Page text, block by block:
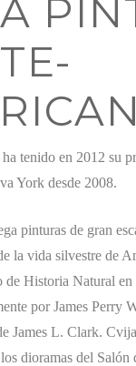
tenido en 2012 su
York desde 2008.
pinturas de gran
la vida silvestre de
de Historia Natural en
por James Perry
James L. Clark.
dioramas del Salón